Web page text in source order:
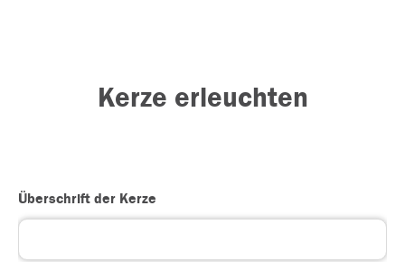
Kerze erleuchten
Überschrift der Kerze